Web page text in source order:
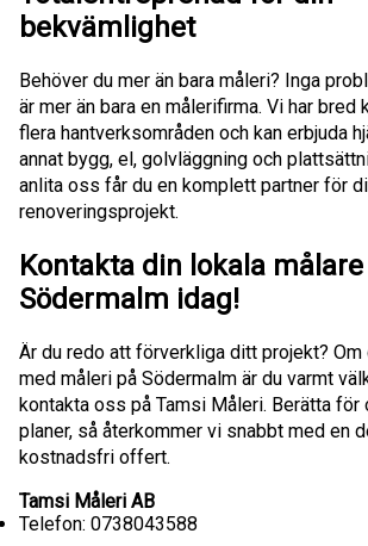
bekvämlighet
Behöver du mer än bara måleri? Inga
är mer än bara en målerifirma. Vi har bred
flera hantverksområden och kan erbjuda
annat bygg, el, golvläggning och
anlita oss får du en komplett partner för
renoveringsprojekt.
Kontakta din lokala
Södermalm idag!
Är du redo att förverkliga ditt projekt? Om
med måleri på Södermalm är du varmt
kontakta oss på Tamsi Måleri. Berätta för
planer, så återkommer vi snabbt med en
kostnadsfri offert.
Tamsi Måleri AB
Telefon: 0738043588